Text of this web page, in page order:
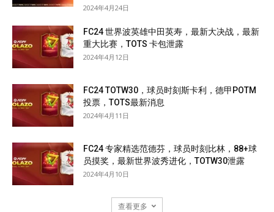
2024年4月24日
FC24 世界波英雄中田英寿，最新大决战，最新
重大比赛，TOTS 卡包泄露
2024年4月12日
FC24 TOTW30，球员时刻斯卡利，德甲POTM
投票，TOTS最新消息
2024年4月11日
FC24 专家精选范德芬，球员时刻比林，88+球
员摸奖，最新世界波秀进化，TOTW30泄露
2024年4月10日
查看更多